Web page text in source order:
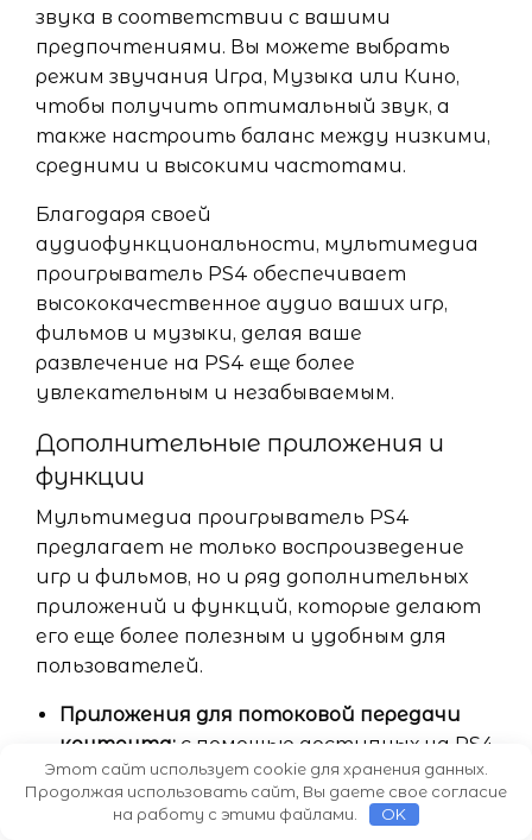
звука в соответствии с вашими
предпочтениями. Вы можете выбрать
режим звучания Игра, Музыка или Кино,
чтобы получить оптимальный звук, а
также настроить баланс между низкими,
средними и высокими частотами.
Благодаря своей
аудиофункциональности, мультимедиа
проигрыватель PS4 обеспечивает
высококачественное аудио ваших игр,
фильмов и музыки, делая ваше
развлечение на PS4 еще более
увлекательным и незабываемым.
Дополнительные приложения и
функции
Мультимедиа проигрыватель PS4
предлагает не только воспроизведение
игр и фильмов, но и ряд дополнительных
приложений и функций, которые делают
его еще более полезным и удобным для
пользователей.
Приложения для потоковой передачи
контента: с помощью доступных на PS4
приложений, таких как Netflix, Hulu и
Amazon Prime Video, пользователи
могут стримить свои любимые фильмы
Этот сайт использует cookie для хранения данных.
Продолжая использовать сайт, Вы даете свое согласие
на работу с этими файлами.
OK